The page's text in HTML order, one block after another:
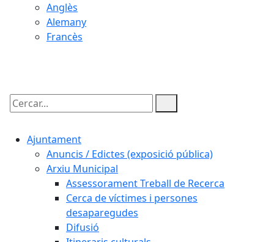
Anglès
Alemany
Francès
Cercar:
Ajuntament
Anuncis / Edictes (exposició pública)
Arxiu Municipal
Assessorament Treball de Recerca
Cerca de víctimes i persones
desaparegudes
Difusió